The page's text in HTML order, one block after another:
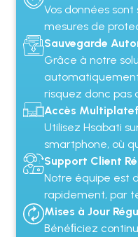
Vos données
mesures de
Sauvegarde
Grâce à notre
risquez donc pas
Accès
Utilisez Hsabati
smartphone, où
Support Client
Notre équipe est
rapidement, par
Mises à Jour
Bénéﬁciez